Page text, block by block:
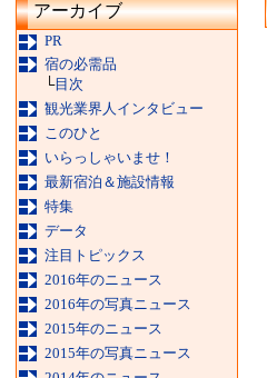
アーカイブ
PR
宿の必需品
└目次
観光業界人インタビュー
このひと
いらっしゃいませ！
最新宿泊＆施設情報
特集
データ
注目トピックス
2016年のニュース
2016年の写真ニュース
2015年のニュース
2015年の写真ニュース